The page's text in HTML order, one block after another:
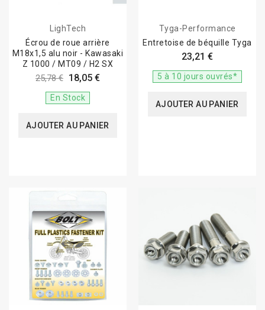
LighTech
Écrou de roue arrière
M18x1,5 alu noir - Kawasaki
Z 1000 / MT09 / H2 SX
25,78 € 18,05 €
En Stock
AJOUTER AU PANIER
Tyga-Performance
Entretoise de béquille Tyga
23,21 €
5 à 10 jours ouvrés*
AJOUTER AU PANIER